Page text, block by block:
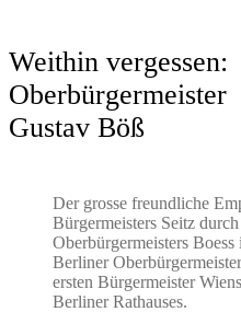
Weithin vergessen:
Oberbürgermeister
Gustav Böß
Der grosse freundliche
Bürgermeisters Seitz
Oberbürgermeisters
Berliner
ersten Bürgermeister
Berliner Rathauses.